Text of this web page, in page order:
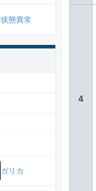
4
状態異常
ガリカ